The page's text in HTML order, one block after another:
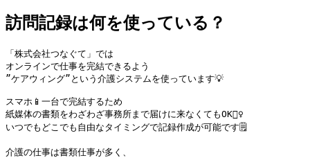
訪問記録は何を使っている？
「株式会社つなぐて」では
オンラインで仕事を完結できるよう
”ケアウィング”という介護システムを使っています💡
スマホ📱一台で完結するため
紙媒体の書類をわざわざ事務所まで届けに来なくてもOK🙆‍♀️
いつでもどこでも自由なタイミングで記録作成が可能です🗒️
介護の仕事は書類仕事が多く、